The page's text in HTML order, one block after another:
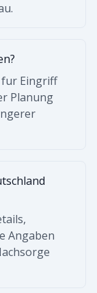
fur Eingriff
Planung
Angaben